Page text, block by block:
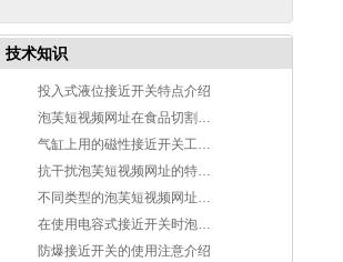
技术知识
投入式液位接近开关特点介绍
泡芙短视频网址在食品切割中的应用介绍
气缸上用的磁性接近开关工作原理说明
抗干扰泡芙短视频网址的特点介绍
不同类型的泡芙短视频网址检测物质不同
在使用电容式接近开关时泡芙视频下载免费要注意什么？
防爆接近开关的使用注意介绍